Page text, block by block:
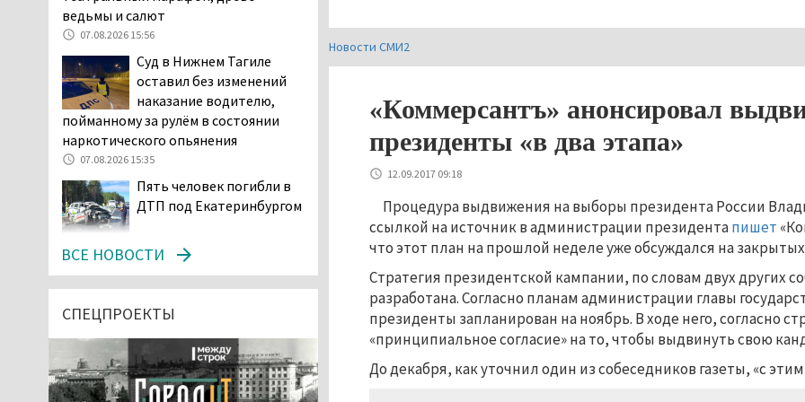
Новости СМИ2
«Коммерсантъ» анонсировал
президенты «в два этапа»
12.09.2017 09:18
Процедура выдвижения на выборы президента России
ссылкой на источник в администрации президентапишет
что этот план на прошлой неделе уже обсуждался на
Стратегия президентской кампании, по словам двух других
разработана. Согласно планам администрации главы
президенты запланирован на ноябрь. В ходе него, согласно
«принципиальное согласие» на то, чтобы выдвинуть свою
До декабря, как уточнил один из собеседников газеты, «с
ведьмы и салют
07.08.2026 15:56
Суд в Нижнем Тагиле
оставил без изменений
наказание водителю,
пойманному за рулём в состоянии
наркотического опьянения
07.08.2026 15:35
Пять человек погибли в
ДТП под Екатеринбургом
проникли в квартиру
через балкон, чтобы
07.08.2026 14:20
В Красноуральске хитрый
водитель BMW ездил с
ВСЕ НОВОСТИ
СПЕЦПРОЕКТЫ